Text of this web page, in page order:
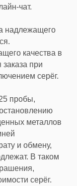
чат.
надлежащего
качества в
при
серёг.
пробы,
металлов
и обмену,
В таком
серёг.